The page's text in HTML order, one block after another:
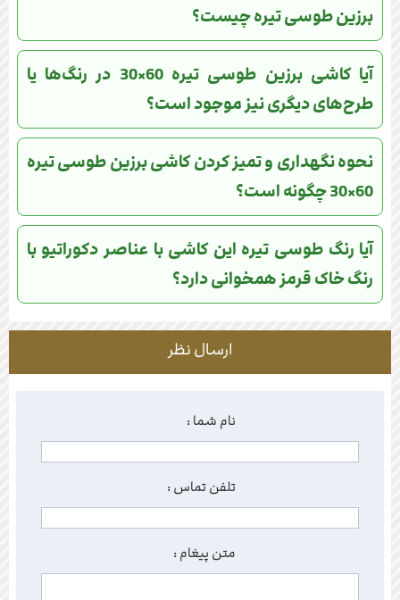
برزین طوسی تیره چیست؟
آیا کاشی برزین طوسی تیره 60×30 در رنگ‌ها یا
طرح‌های دیگری نیز موجود است؟
نحوه نگهداری و تمیز کردن کاشی برزین طوسی تیره
60×30 چگونه است؟
آیا رنگ طوسی تیره این کاشی با عناصر دکوراتیو با
رنگ خاک قرمز همخوانی دارد؟
ارسال نظر
نام شما :
تلفن تماس :
متن پیغام :